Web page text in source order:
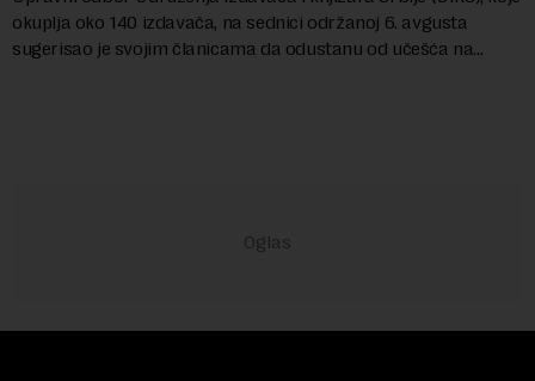
okuplja oko 140 izdavača, na sednici održanoj 6. avgusta
sugerisao je svojim članicama da odustanu od učešća na